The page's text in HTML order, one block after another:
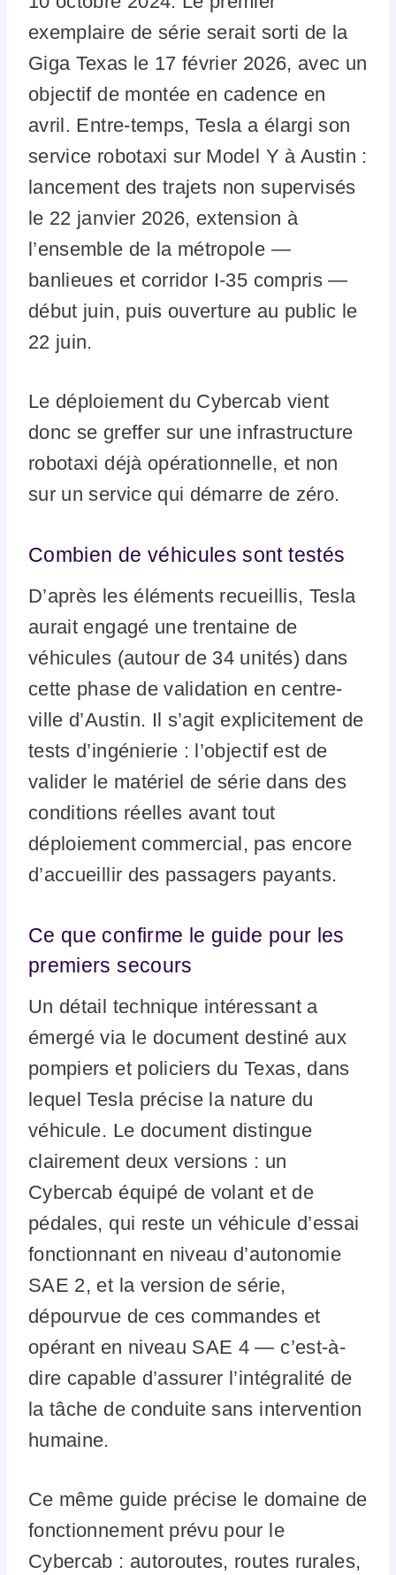
exemplaire de série serait sorti de la
Giga Texas le 17 février 2026, avec un
objectif de montée en cadence en
avril. Entre-temps, Tesla a élargi son
service robotaxi sur Model Y à Austin :
lancement des trajets non supervisés
le 22 janvier 2026, extension à
l’ensemble de la métropole —
banlieues et corridor I-35 compris —
début juin, puis ouverture au public le
22 juin.
Le déploiement du Cybercab vient
donc se greffer sur une infrastructure
robotaxi déjà opérationnelle, et non
sur un service qui démarre de zéro.
Combien de véhicules sont testés
D’après les éléments recueillis, Tesla
aurait engagé une trentaine de
véhicules (autour de 34 unités) dans
cette phase de validation en centre-
ville d’Austin. Il s’agit explicitement de
tests d’ingénierie : l’objectif est de
valider le matériel de série dans des
conditions réelles avant tout
déploiement commercial, pas encore
d’accueillir des passagers payants.
Ce que confirme le guide pour les
premiers secours
Un détail technique intéressant a
émergé via le document destiné aux
pompiers et policiers du Texas, dans
lequel Tesla précise la nature du
véhicule. Le document distingue
clairement deux versions : un
Cybercab équipé de volant et de
pédales, qui reste un véhicule d’essai
fonctionnant en niveau d’autonomie
SAE 2, et la version de série,
dépourvue de ces commandes et
opérant en niveau SAE 4 — c’est-à-
dire capable d’assurer l’intégralité de
la tâche de conduite sans intervention
humaine.
Ce même guide précise le domaine de
fonctionnement prévu pour le
Cybercab : autoroutes, routes rurales,